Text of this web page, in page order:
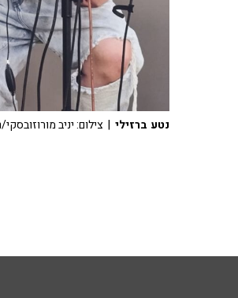
נטע ברזילי | צילום: יניב מורוזובסקי/103fm